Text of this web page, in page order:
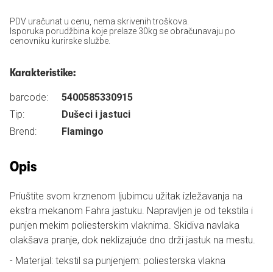
PDV uračunat u cenu, nema skrivenih troškova.
Isporuka porudžbina koje prelaze 30kg se obračunavaju po
cenovniku kurirske službe.
Karakteristike:
barcode:
5400585330915
Tip:
Dušeci i jastuci
Brend:
Flamingo
Opis
Priuštite svom krznenom ljubimcu užitak izležavanja na
ekstra mekanom Fahra jastuku. Napravljen je od tekstila i
punjen mekim poliesterskim vlaknima. Skidiva navlaka
olakšava pranje, dok neklizajuće dno drži jastuk na mestu.
- Materijal: tekstil sa punjenjem: poliesterska vlakna